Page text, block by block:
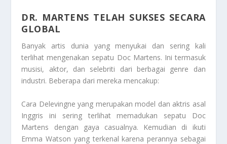
DR. MARTENS TELAH SUKSES SECARA
GLOBAL
Banyak artis dunia yang menyukai dan sering kali
terlihat mengenakan sepatu Doc Martens. Ini termasuk
musisi, aktor, dan selebriti dari berbagai genre dan
industri. Beberapa dari mereka mencakup:
Cara Delevingne yang merupakan model dan aktris asal
Inggris ini sering terlihat memadukan sepatu Doc
Martens dengan gaya casualnya. Kemudian di ikuti
Emma Watson yang terkenal karena perannya sebagai